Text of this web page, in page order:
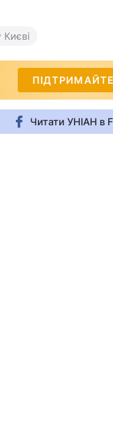
Києві
Читати УНІАН в